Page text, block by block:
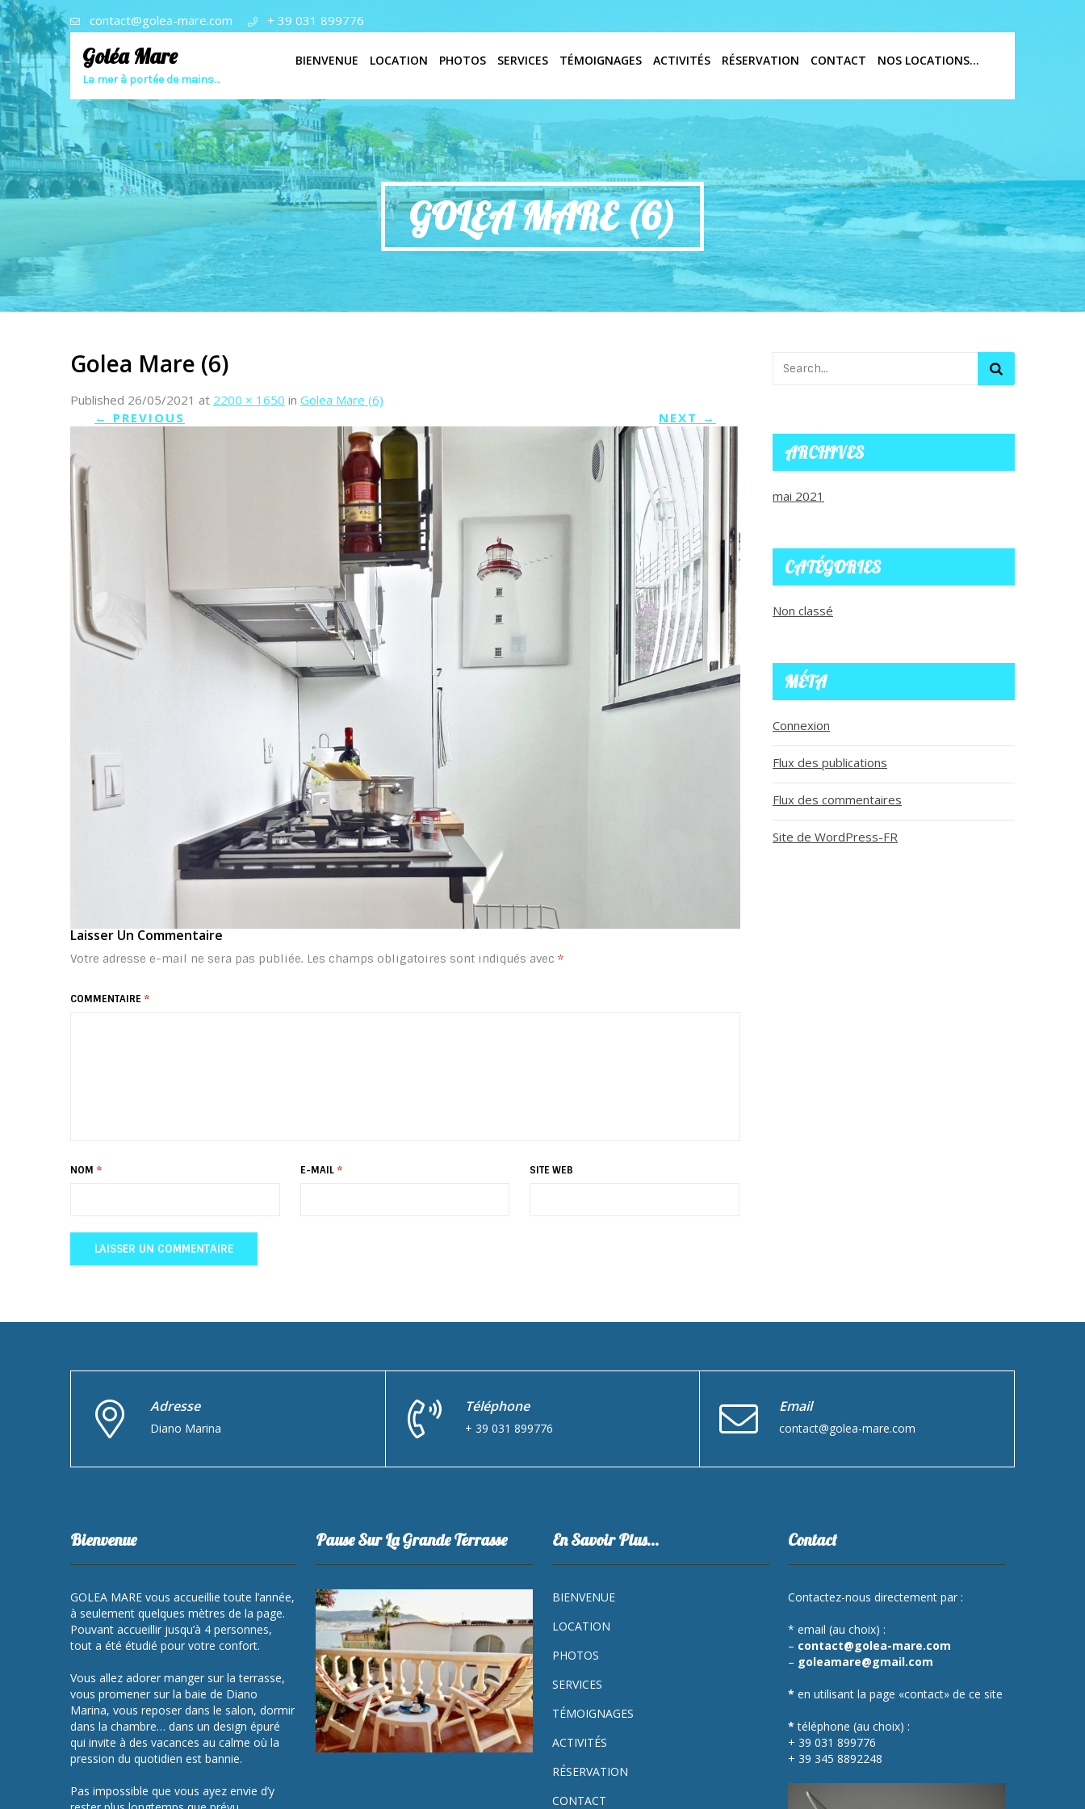
contact@golea-mare.com + 39 031 899776
Goléa Mare
La mer à portée de mains…
BIENVENUE LOCATION PHOTOS SERVICES TÉMOIGNAGES ACTIVITÉS RÉSERVATION CONTACT NOS LOCATIONS…
GOLEA MARE (6)
Golea Mare (6)
Published 26/05/2021 at 2200 × 1650 in Golea Mare (6)
← PREVIOUS NEXT →
Laisser Un Commentaire
Votre adresse e-mail ne sera pas publiée. Les champs obligatoires sont indiqués avec *
COMMENTAIRE *
NOM * E-MAIL * SITE WEB
ARCHIVES
mai 2021
CATÉGORIES
Non classé
MÉTA
Connexion
Flux des publications
Flux des commentaires
Site de WordPress-FR
Adresse
Diano Marina
Téléphone
+ 39 031 899776
Email
contact@golea-mare.com
Bienvenue
GOLEA MARE vous accueillie toute l’année,
à seulement quelques mètres de la page.
Pouvant accueillir jusqu’à 4 personnes,
tout a été étudié pour votre confort.
Vous allez adorer manger sur la terrasse,
vous promener sur la baie de Diano
Marina, vous reposer dans le salon, dormir
dans la chambre… dans un design épuré
qui invite à des vacances au calme où la
pression du quotidien est bannie.
Pas impossible que vous ayez envie d’y
Pause Sur La Grande Terrasse En Savoir Plus…
BIENVENUE
LOCATION
PHOTOS
SERVICES
TÉMOIGNAGES
ACTIVITÉS
RÉSERVATION
CONTACT
Contact
Contactez-nous directement par :
* email (au choix) :
– contact@golea-mare.com
– goleamare@gmail.com
* en utilisant la page «contact» de ce site
* téléphone (au choix) :
+ 39 031 899776
+ 39 345 8892248